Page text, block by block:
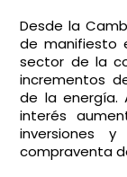
Desde la
de manifiesto
sector de la
incrementos
de la energía.
interés
inversiones
compraventa